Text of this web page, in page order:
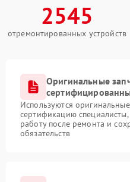
2545
отремонтированных устройств
Оригинальные
Используются
сертификацию
работу после ремонта и
обязательств